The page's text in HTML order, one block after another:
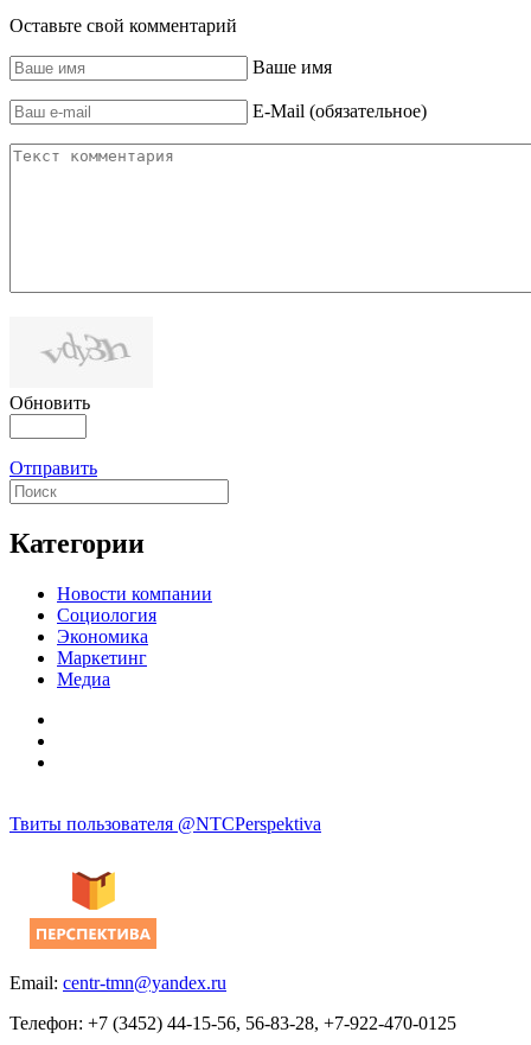
Оставьте свой комментарий
Ваше имя
E-Mail (обязательное)
Обновить
Отправить
Категории
Новости компании
Социология
Экономика
Маркетинг
Медиа
Твиты пользователя @NTCPerspektiva
Email: centr-tmn@yandex.ru
Телефон: +7 (3452) 44-15-56, 56-83-28, +7-922-470-0125